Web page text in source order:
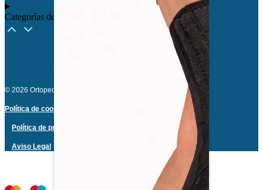
Categorías destacadas​
© 2026 Ortopedia Para Ti. Todos los derechos reservados.
Política de cookies
Política de privacidad
Aviso Legal